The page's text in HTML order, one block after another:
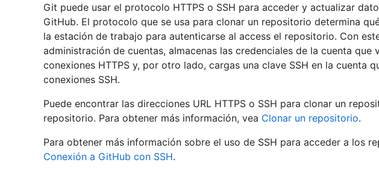
Git puede usar el protocolo HTTPS o SSH para acceder y actualizar
GitHub. El protocolo que se usa para clonar un repositorio determina
la estación de trabajo para autenticarse al access el repositorio. Con
administración de cuentas, almacenas las credenciales de la cuenta que
conexiones HTTPS y, por otro lado, cargas una clave SSH en la cuenta
conexiones SSH.
Puede encontrar las direcciones URL HTTPS o SSH para clonar un
repositorio. Para obtener más información, vea Clonar un repositorio.
Para obtener más información sobre el uso de SSH para acceder a los
Conexión a GitHub con SSH.